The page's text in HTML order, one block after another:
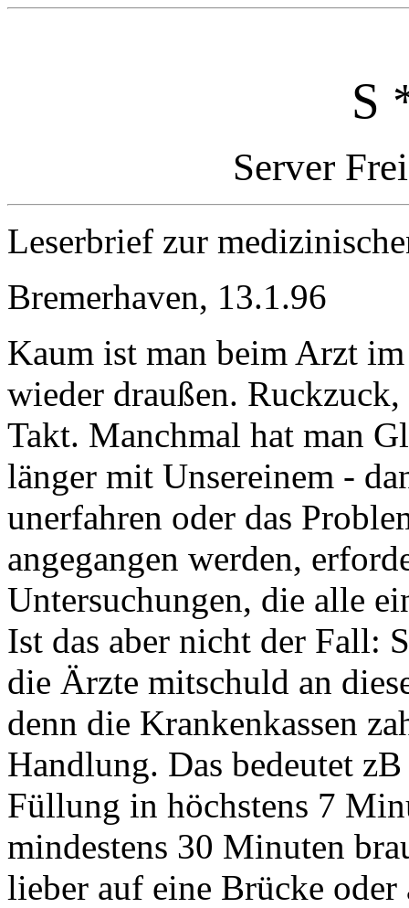
S
Server
Leserbrief zur
Bremerhaven, 13.1.96
Kaum ist man beim Arzt
wieder draußen.
Takt. Manchmal hat man
länger mit Unsereinem -
unerfahren oder das
angegangen werden,
Untersuchungen, die alle
Ist das aber nicht der Fall:
die Ärzte mitschuld an
denn die Krankenkassen
Handlung. Das bedeutet
Füllung in höchstens 7
mindestens 30 Minuten
lieber auf eine Brücke